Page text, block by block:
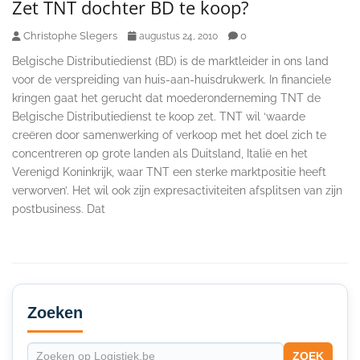
Zet TNT dochter BD te koop?
Christophe Slegers augustus 24, 2010 0
Belgische Distributiedienst (BD) is de marktleider in ons land
voor de verspreiding van huis-aan-huisdrukwerk. In financiele
kringen gaat het gerucht dat moederonderneming TNT de
Belgische Distributiedienst te koop zet. TNT wil ‘waarde
creëren door samenwerking of verkoop met het doel zich te
concentreren op grote landen als Duitsland, Italië en het
Verenigd Koninkrijk, waar TNT een sterke marktpositie heeft
verworven’. Het wil ook zijn expresactiviteiten afsplitsen van zijn
postbusiness. Dat
Secondary
Sidebar
Zoeken
ZOEK